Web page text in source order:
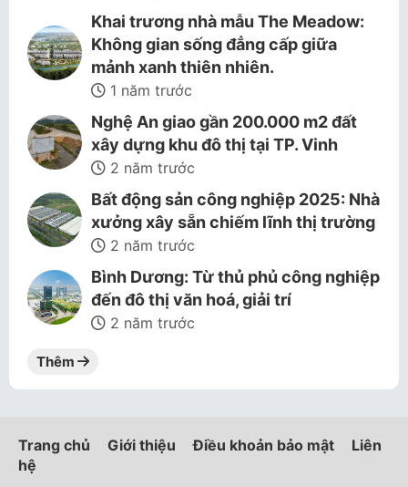
Khai trương nhà mẫu The Meadow:
Không gian sống đẳng cấp giữa
mảnh xanh thiên nhiên.
1 năm trước
Nghệ An giao gần 200.000 m2 đất
xây dựng khu đô thị tại TP. Vinh
2 năm trước
Bất động sản công nghiệp 2025: Nhà
xưởng xây sẵn chiếm lĩnh thị trường
2 năm trước
Bình Dương: Từ thủ phủ công nghiệp
đến đô thị văn hoá, giải trí
2 năm trước
Thêm
Trang chủ Giới thiệu Điều khoản bảo mật
Liên
hệ